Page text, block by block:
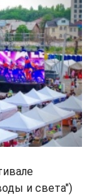
и света")